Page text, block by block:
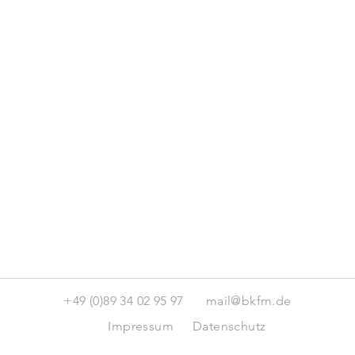
+49 (0)89 34 02 95 97
mail@bkfm.de
Impressum
Datenschutz